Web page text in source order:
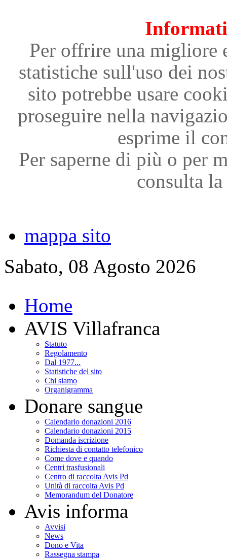
Per offrire una migliore
statistiche sull'uso dei
sito potrebbe usare
proseguire nella
esprime il
Per saperne di più o per
consulta
mappa sito
Sabato, 08 Agosto 2026
Home
AVIS Villafranca
Statuto
Regolamento
Dal 1977...
Statistiche del sito
Chi siamo
Organigramma
Donare sangue
Calendario donazioni 2016
Calendario donazioni 2015
Domanda iscrizione
Richiesta di contatto telefonico
Come dove e quando
Centri trasfusionali
Centro di raccolta Avis Pd
Unità di raccolta Avis Pd
Memorandum del Donatore
Avis informa
Avvisi
News
Dono e Vita
Rassegna stampa